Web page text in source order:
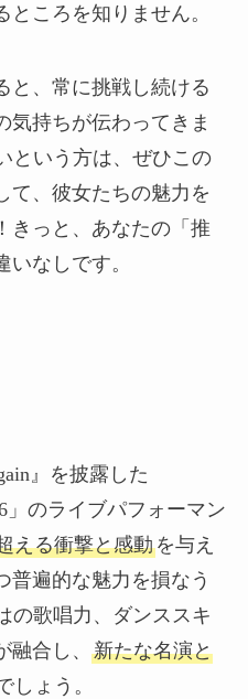
ころを知りません。
と、常に挑戦し続ける
気持ちが伝わってきま
という方は、ぜひこの
て、彼女たちの魅力を
きっと、あなたの「推
いなしです。
』を披露した
」のライブパフォーマン
える衝撃と感動を与え
普遍的な魅力を損なう
の歌唱力、ダンススキ
合し、 新たな名演と
しょう。